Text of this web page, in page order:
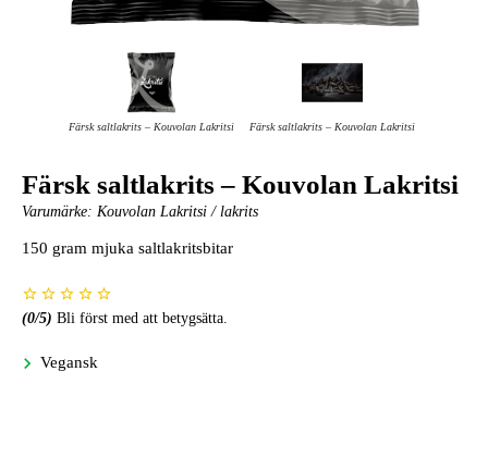
Färsk saltlakrits – Kouvolan Lakritsi Färsk saltlakrits – Kouvolan Lakritsi
Färsk saltlakrits – Kouvolan Lakritsi
Varumärke: Kouvolan Lakritsi / lakrits
150 gram mjuka saltlakritsbitar
(0/5) Bli först med att betygsätta.
Vegansk